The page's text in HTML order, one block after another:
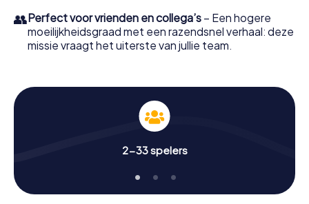
👥Perfect voor vrienden en collega’s – Een hogere
moeilijkheidsgraad met een razendsnel verhaal: deze
missie vraagt het uiterste van jullie team.
2-33 spelers